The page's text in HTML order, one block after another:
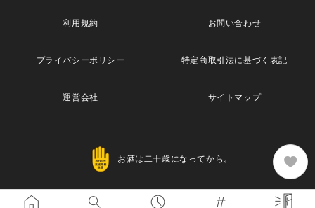
利用規約 お問い合わせ
プライバシーポリシー 特定商取引法に基づく表記
運営会社 サイトマップ
お酒は二十歳になってから。
Copyright© 2013 Maische Inc. All Rights Reserved